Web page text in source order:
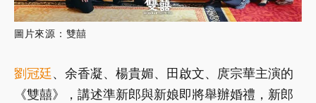
圖片來源：雙囍
劉冠廷、余香凝、楊貴媚、田啟文、庹宗華主演的
《雙囍》，講述準新郎與新娘即將舉辦婚禮，新郎